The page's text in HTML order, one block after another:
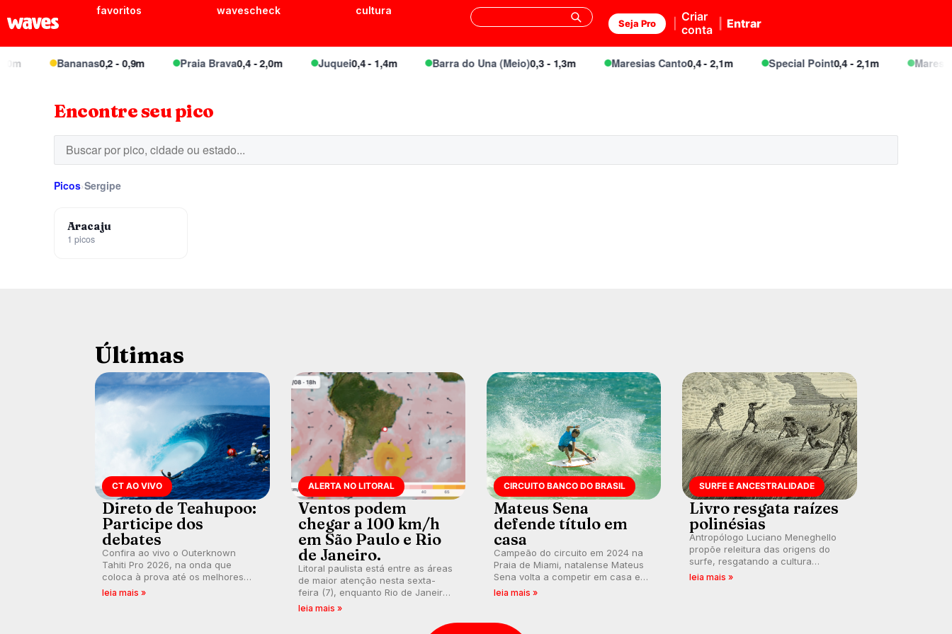
favoritos wavescheck cultura
Seja Pro
Criar
conta
Entrar
Bananas0,2 - 0,9m Praia Brava0,4 - 2,0m Juquei0,4 - 1,4m Barra do Una (Meio)0,3 - 1,3m Maresias Canto0,4 - 2,1m Special Point0,4 - 2,1m Maresias
Encontre seu pico
Picos›Sergipe
Aracaju
1 picos
Últimas
CT AO VIVO
Direto de Teahupoo:
Participe dos
debates
Confira ao vivo o Outerknown
Tahiti Pro 2026, na onda que
coloca à prova até os melhores
surfistas do mundo. E participe dos
leia mais »
ALERTA NO LITORAL
Ventos podem
chegar a 100 km/h
em São Paulo e Rio
de Janeiro.
Litoral paulista está entre as áreas
de maior atenção nesta sexta-
feira (7), enquanto Rio de Janeiro
também recebe alerta para ventos
leia mais »
CIRCUITO BANCO DO BRASIL
Mateus Sena
defende título em
casa
Campeão do circuito em 2024 na
Praia de Miami, natalense Mateus
Sena volta a competir em casa em
busca de manter a hegemonia
leia mais »
SURFE E ANCESTRALIDADE
Livro resgata raízes
polinésias
Antropólogo Luciano Meneghello
propõe releitura das origens do
surfe, resgatando a cultura
polinésia e questionando a visão
leia mais »